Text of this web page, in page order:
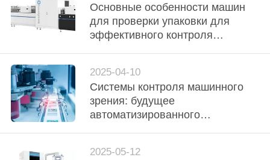
ПРОДУКТЫ
О
НАС
ПУТЕШЕСТВИЕ
ФАБРИКИ
Основные особенности машин
для проверки упаковки для
эффективного контроля
2025-04-10
Системы контроля машинного
зрения: будущее
автоматизированного
2025-05-12